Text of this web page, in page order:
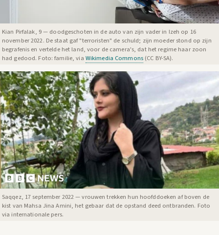
Kian Pirfalak, 9 — doodgeschoten in de auto van zijn vader in Izeh op 16
november 2022. De staat gaf "terroristen" de schuld; zijn moeder stond op zijn
begrafenis en vertelde het land, voor de camera's, dat het regime haar zoon
had gedood. Foto: familie, via Wikimedia Commons (CC BY-SA).
Saqqez, 17 september 2022 — vrouwen trekken hun hoofddoeken af boven de
kist van Mahsa Jina Amini, het gebaar dat de opstand deed ontbranden. Foto
via internationale pers.